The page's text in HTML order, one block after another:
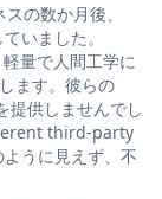
の数か月後、
いました。
量で人間工学に
ます。彼らの
供しませんでし
third-party
うに見えず、不